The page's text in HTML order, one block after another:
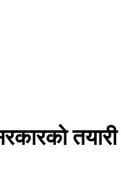
तयारी